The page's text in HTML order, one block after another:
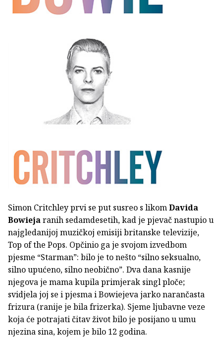
Simon Critchley prvi se put susreo s likomDavida
Bowiejaranih sedamdesetih, kad je pjevač nastupio u
najgledanijoj muzičkoj emisiji britanske televizije,
Top of the Pops. Opčinio ga je svojom izvedbom
pjesme “Starman”: bilo je to nešto “silno seksualno,
silno upućeno, silno neobično”. Dva dana kasnije
njegova je mama kupila primjerak singl ploče;
svidjela joj se i pjesma i Bowiejeva jarko narančasta
frizura (ranije je bila frizerka). Sjeme ljubavne veze
koja će potrajati čitav život bilo je posijano u umu
njezina sina, kojem je bilo 12 godina.